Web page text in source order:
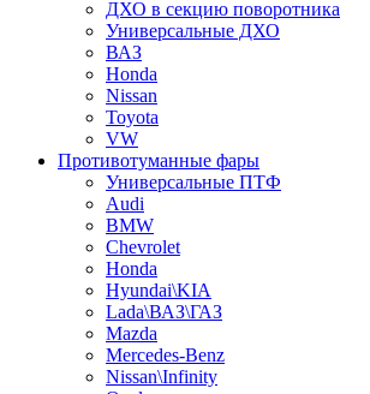
ДХО в секцию поворотника
Универсальные ДХО
ВАЗ
Honda
Nissan
Toyota
VW
Противотуманные фары
Универсальные ПТФ
Audi
BMW
Chevrolet
Honda
Hyundai\KIA
Lada\ВАЗ\ГАЗ
Mazda
Mercedes-Benz
Nissan\Infinity